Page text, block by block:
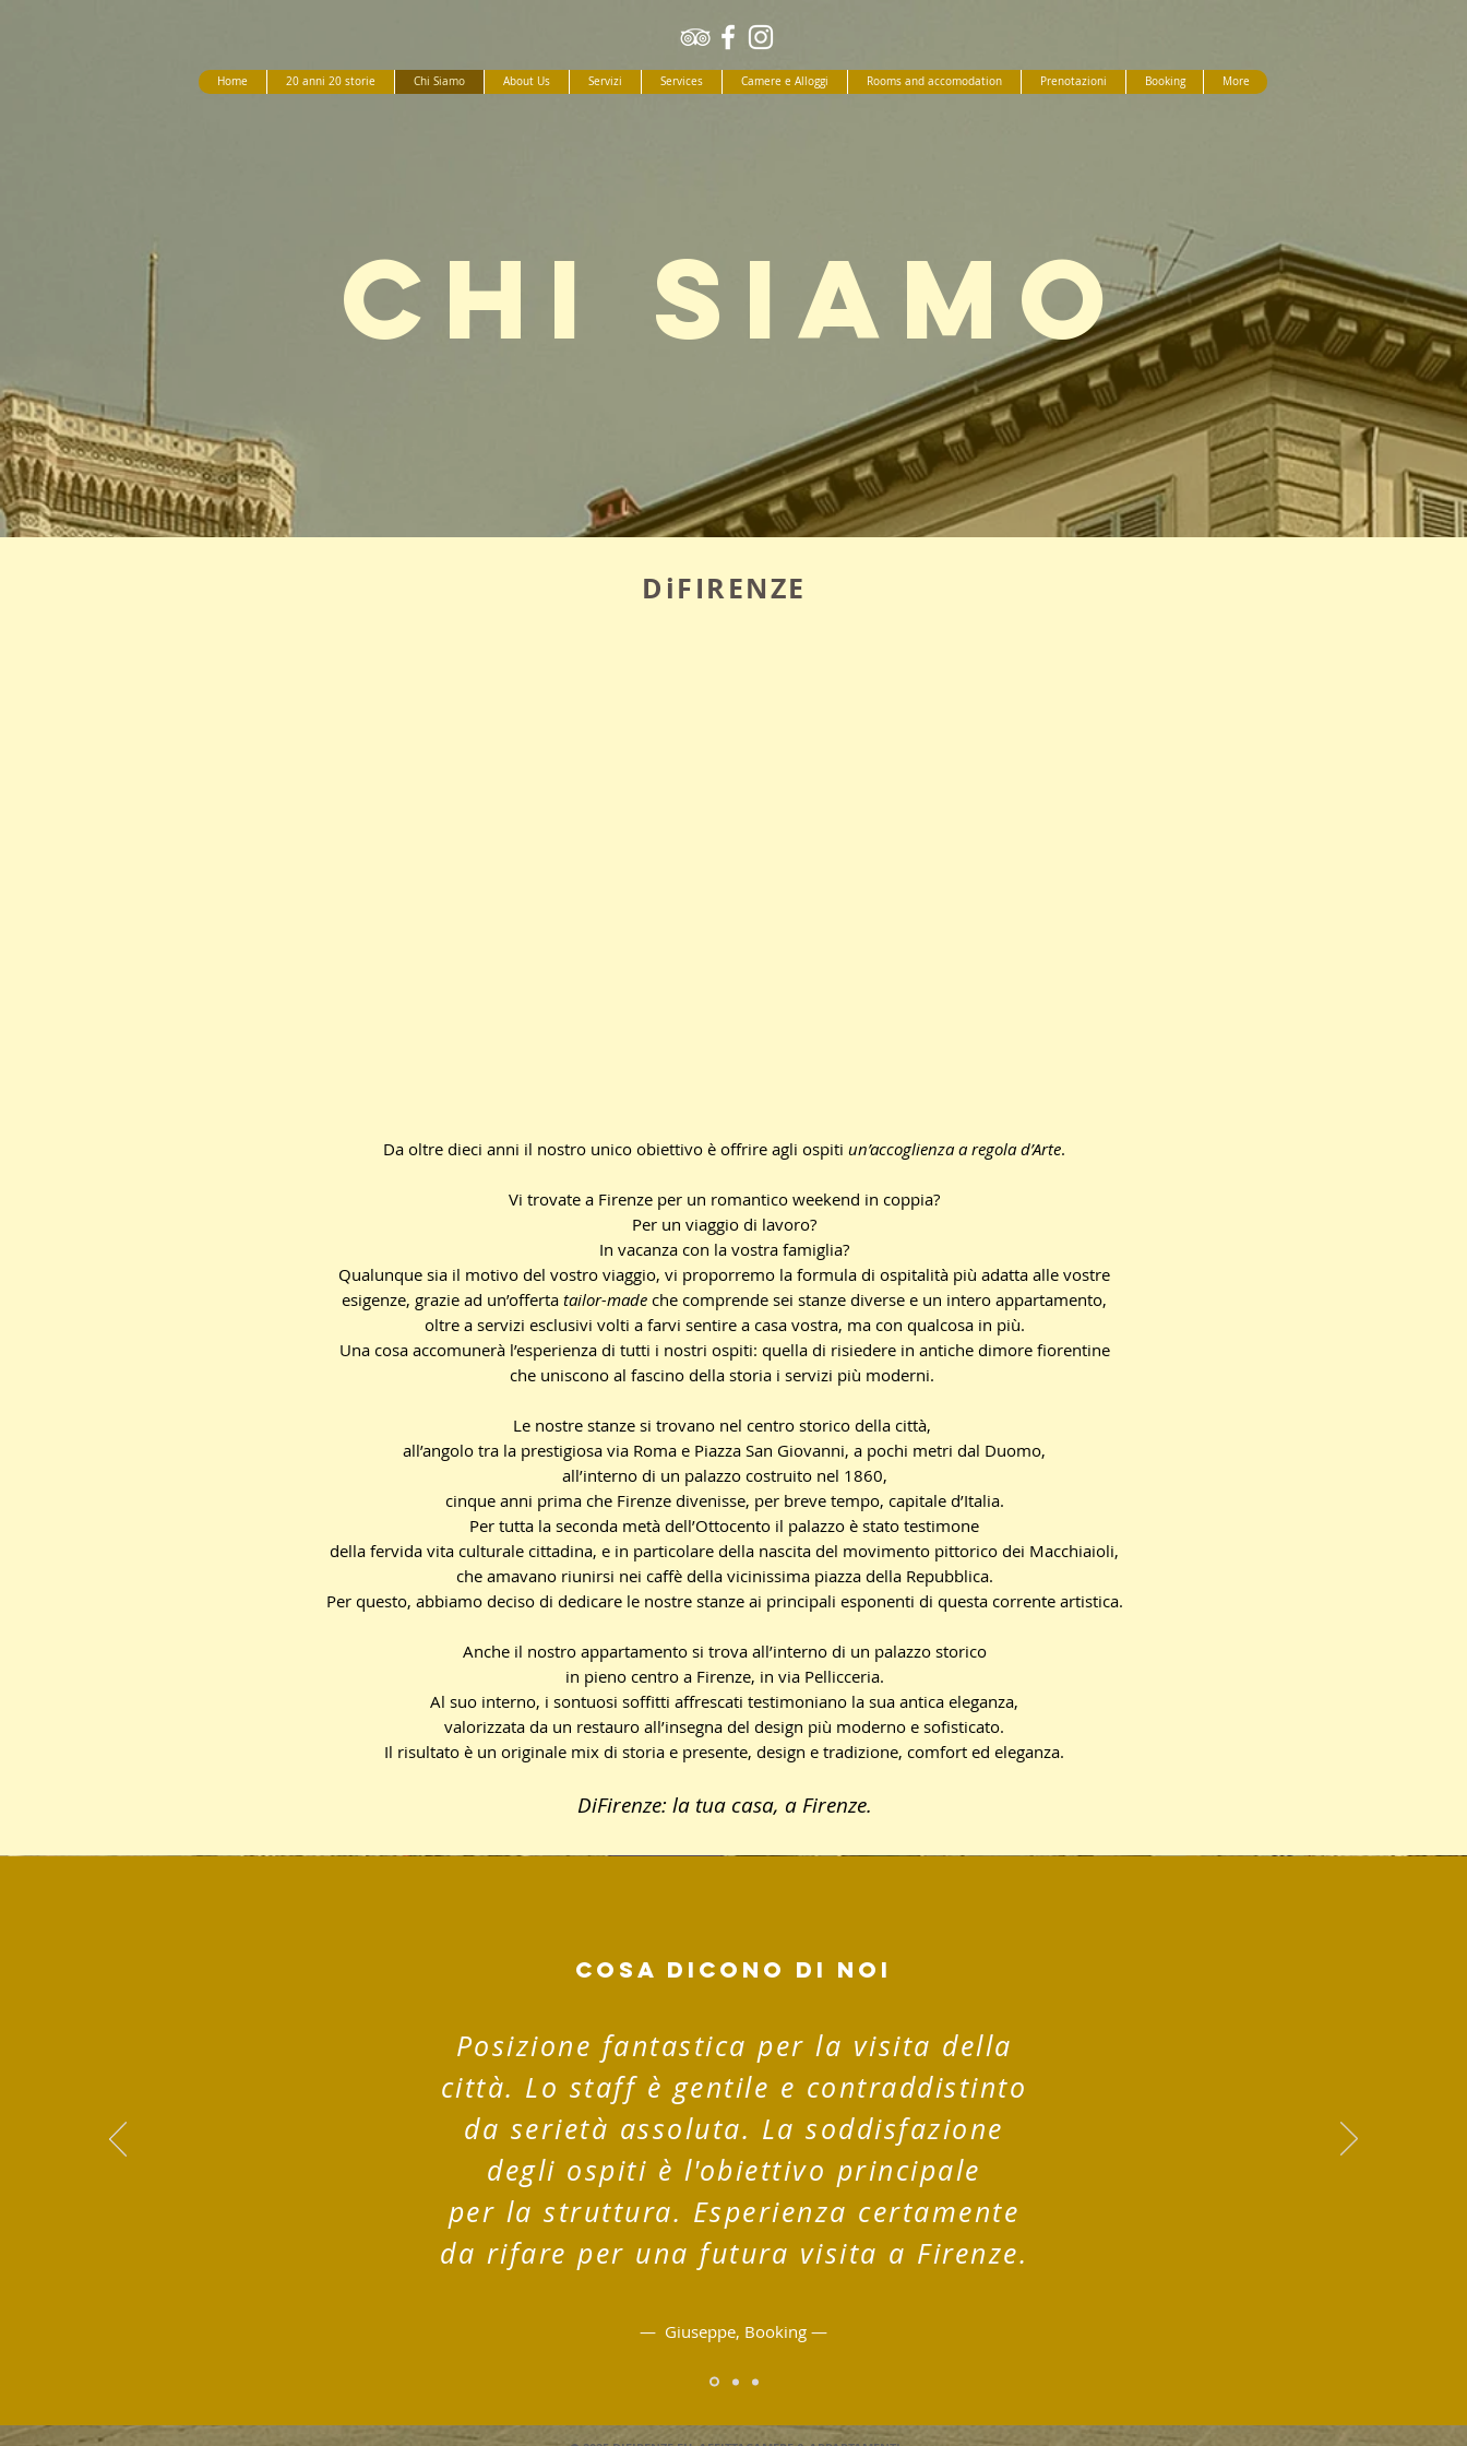
Home 20 anni 20 storie Chi Siamo About Us Servizi Services Camere e Alloggi Rooms and accomodation Prenotazioni Booking More
CHI SIAMO
DiFIRENZE
Da oltre dieci anni il nostro unico obiettivo è offrire agli ospiti un’accoglienza a regola d’Arte.
Vi trovate a Firenze per un romantico weekend in coppia?
Per un viaggio di lavoro?
In vacanza con la vostra famiglia?
Qualunque sia il motivo del vostro viaggio, vi proporremo la formula di ospitalità più adatta alle vostre
esigenze, grazie ad un’offerta tailor-made che comprende sei stanze diverse e un intero appartamento,
oltre a servizi esclusivi volti a farvi sentire a casa vostra, ma con qualcosa in più.
Una cosa accomunerà l’esperienza di tutti i nostri ospiti: quella di risiedere in antiche dimore fiorentine
che uniscono al fascino della storia i servizi più moderni.
Le nostre stanze si trovano nel centro storico della città,
all’angolo tra la prestigiosa via Roma e Piazza San Giovanni, a pochi metri dal Duomo,
all’interno di un palazzo costruito nel 1860,
cinque anni prima che Firenze divenisse, per breve tempo, capitale d’Italia.
Per tutta la seconda metà dell’Ottocento il palazzo è stato testimone
della fervida vita culturale cittadina, e in particolare della nascita del movimento pittorico dei Macchiaioli,
che amavano riunirsi nei caffè della vicinissima piazza della Repubblica.
Per questo, abbiamo deciso di dedicare le nostre stanze ai principali esponenti di questa corrente artistica.
Anche il nostro appartamento si trova all’interno di un palazzo storico
in pieno centro a Firenze, in via Pellicceria.
Al suo interno, i sontuosi soffitti affrescati testimoniano la sua antica eleganza,
valorizzata da un restauro all’insegna del design più moderno e sofisticato.
Il risultato è un originale mix di storia e presente, design e tradizione, comfort ed eleganza.
DiFirenze: la tua casa, a Firenze.
COSA DICONO DI NOI
Posizione fantastica per la visita della
città. Lo staff è gentile e contraddistinto
da serietà assoluta. La soddisfazione
degli ospiti è l'obiettivo principale
per la struttura. Esperienza certamente
da rifare per una futura visita a Firenze.
— Giuseppe, Booking —